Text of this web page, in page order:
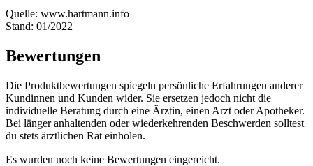
Quelle: www.hartmann.info
Stand: 01/2022
Bewertungen
Die Produktbewertungen spiegeln persönliche Erfahrungen anderer
Kundinnen und Kunden wider. Sie ersetzen jedoch nicht die
individuelle Beratung durch eine Ärztin, einen Arzt oder Apotheker.
Bei länger anhaltenden oder wiederkehrenden Beschwerden solltest
du stets ärztlichen Rat einholen.
Es wurden noch keine Bewertungen eingereicht.